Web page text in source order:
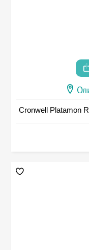
Cronwell Platamon